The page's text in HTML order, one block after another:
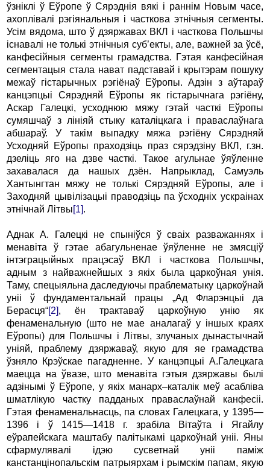
ўзніклі ў Еўропе ў Сярэднія вякі і раннім Новым часе,
ахоплівалі рэгіянальныя і часткова этнічныя сегменты.
Усім вядома, што ў дзяржавах ВКЛ і часткова Польшчы
існавалі не толькі этнічныя суб’екты, але, важней за ўсё,
канфесійныя сегменты грамадства. Гэтая канфесійная
сегментацыя стала нават падставай і крытэрам пошуку
межаў гістарычных рэгіёнаў Еўропы. Адзін з аўтараў
канцэпцыі Сярэдняй Еўропы як гістарычнага рэгіёну,
Аскар Галецкі, усходнюю мяжу гэтай часткі Еўропы
сумяшчаў з лініяй стыку каталіцкага і праваслаўнага
абшараў. У такім выпадку мяжа рэгіёну Сярэдняй
Усходняй Еўропы праходзіць праз сярэдзіну ВКЛ, г.зн.
дзеліць яго на дзве часткі. Такое агульнае ўяўленне
захавалася да нашых дзён. Напрыклад, Самуэль
Хантынгтан мяжу не толькі Сярэдняй Еўропы, але і
Заходняй цывілізацыі праводзіць па ўсходніх ускраінах
этнічнай Літвы[1].
Аднак А. Галецкі не спыніўся ў сваіх разважаннях і
менавіта ў гэтае абагульненае ўяўленне не змясціў
інтэграцыйных працэсаў ВКЛ і часткова Польшчы,
адным з найважнейшых з якіх была царкоўная унія.
Таму, спецыяльна даследуючы праблематыку царкоўнай
уніі ў фундаментальнай працы „Ад Фларэнцыі да
Берасця“[2], ён трактаваў царкоўную унію як
фенаменальную (што не мае аналагаў у іншых краях
Еўропы) для Польшчы і Літвы, злучаных дынастычнай
уніяй, праблему дзяржаваў, якую для яе грамадства
ўзняло Крэўскае пагадненне. У канцэпцыі А.Галецкага
маецца на ўвазе, што менавіта гэтыя дзяржавы былі
адзінымі ў Еўропе, у якіх манарх–каталік меў асабліва
шматлікую частку падданых праваслаўнай канфесіі.
Гэтая фенаменальнасць, па словах Галецкага, у 1395—
1396 і ў 1415—1418 г. зрабіла Вітаўта і Ягайлу
еўрапейскага маштабу палітыкамі царкоўнай уніі. Яны
сфармулявалі ідэю сусветнай уніі паміж
канстанцінопальскім патрыярхам і рымскім папам, якую